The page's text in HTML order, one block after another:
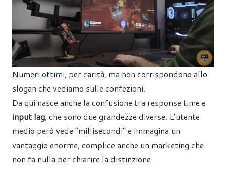
Numeri ottimi, per carità, ma non corrispondono allo
slogan che vediamo sulle confezioni.
Da qui nasce anche la confusione tra response time e
input lag, che sono due grandezze diverse. L’utente
medio però vede “millisecondi” e immagina un
vantaggio enorme, complice anche un marketing che
non fa nulla per chiarire la distinzione.